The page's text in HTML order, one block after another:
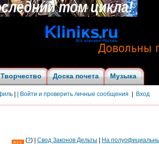
Творчество Доска почета Музыка
| Войти и проверить личные сообщения Вход
(?) | Cвод Законов Дельты На